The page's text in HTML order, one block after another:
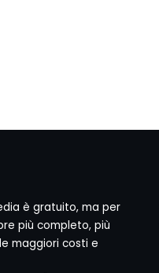
è gratuito, ma per
più completo, più
maggiori costi e